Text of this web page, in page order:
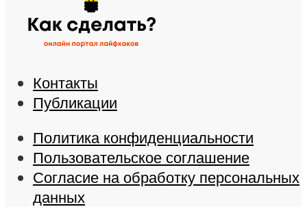
Контакты
Публикации
Политика конфиденциальности
Пользовательское соглашение
Согласие на обработку персональных
данных